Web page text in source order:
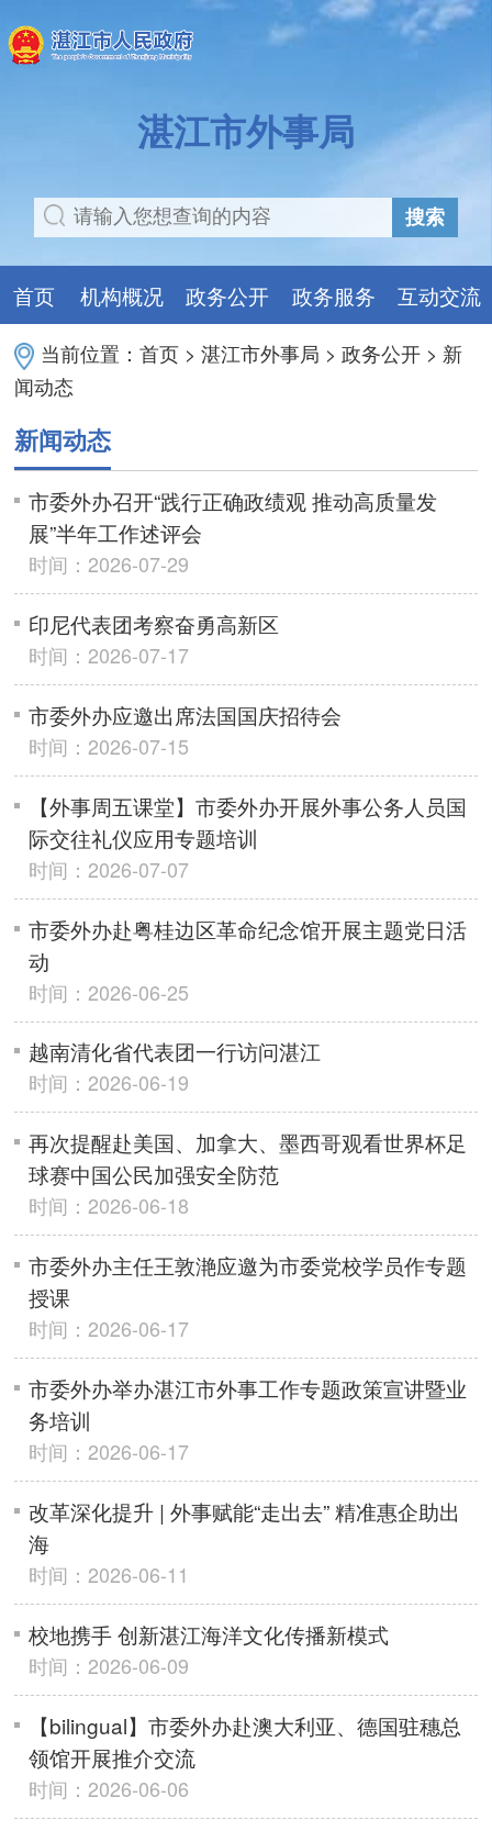
湛江市外事局
搜索
首页 机构概况 政务公开 政务服务 互动交流
当前位置：首页 >湛江市外事局 >政务公开 > 新
闻动态
新闻动态
市委外办召开“践行正确政绩观 推动高质量发
展”半年工作述评会
时间：2026-07-29
印尼代表团考察奋勇高新区
时间：2026-07-17
市委外办应邀出席法国国庆招待会
时间：2026-07-15
【外事周五课堂】市委外办开展外事公务人员国
际交往礼仪应用专题培训
时间：2026-07-07
市委外办赴粤桂边区革命纪念馆开展主题党日活
动
时间：2026-06-25
越南清化省代表团一行访问湛江
时间：2026-06-19
再次提醒赴美国、加拿大、墨西哥观看世界杯足
球赛中国公民加强安全防范
时间：2026-06-18
市委外办主任王敦滟应邀为市委党校学员作专题
授课
时间：2026-06-17
市委外办举办湛江市外事工作专题政策宣讲暨业
务培训
时间：2026-06-17
改革深化提升 | 外事赋能“走出去” 精准惠企助出
海
时间：2026-06-11
校地携手 创新湛江海洋文化传播新模式
时间：2026-06-09
【bilingual】市委外办赴澳大利亚、德国驻穗总
领馆开展推介交流
时间：2026-06-06